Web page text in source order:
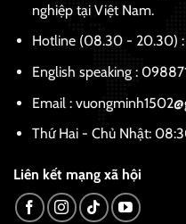
nghiệp tại Việt Nam.
Hotline (08.30 - 20.30)
English speaking :
Email :
Thứ Hai - Chủ Nhật:
Liên kết mạng xã hội